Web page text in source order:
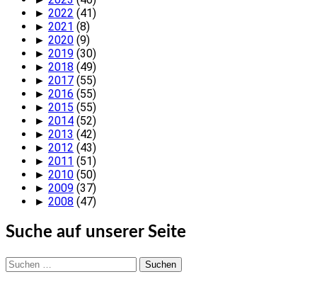
► 2022 (41)
► 2021 (8)
► 2020 (9)
► 2019 (30)
► 2018 (49)
► 2017 (55)
► 2016 (55)
► 2015 (55)
► 2014 (52)
► 2013 (42)
► 2012 (43)
► 2011 (51)
► 2010 (50)
► 2009 (37)
► 2008 (47)
Suche auf unserer Seite
Suchen
nach: